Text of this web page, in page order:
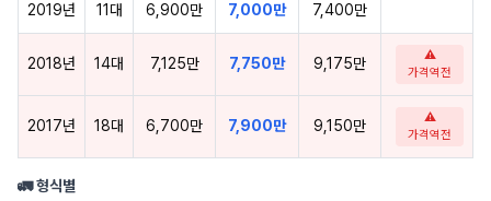
2019년 11대 6,900만 7,000만 7,400만
2018년 14대 7,125만 7,750만 9,175만
⚠
가격역전
2017년 18대 6,700만 7,900만 9,150만
⚠
가격역전
🚛 형식별